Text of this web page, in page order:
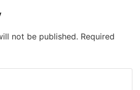
not be published. Required